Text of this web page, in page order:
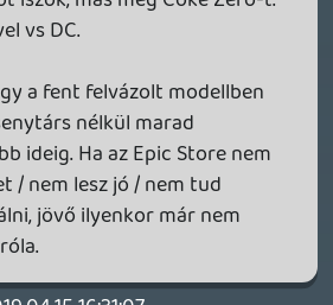
értem már ne haragudj.
évek óta. Ha mindennel
kell több konzolt.
DLC-k is. Miben
mint mondjuk az MS
egy piacra. Itt meg
kell venni, hanem
2 perc.